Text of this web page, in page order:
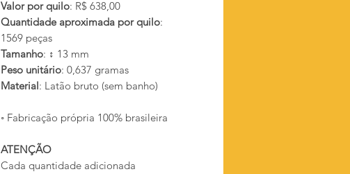
Valor por quilo: R$ 638,00
Quantidade aproximada por quilo:
1569 peças
Tamanho: ↕ 13 mm
Peso unitário: 0,637 gramas
Material: Latão bruto (sem banho)
◦ Fabricação própria 100% brasileira
ATENÇÃO
Cada quantidade adicionada